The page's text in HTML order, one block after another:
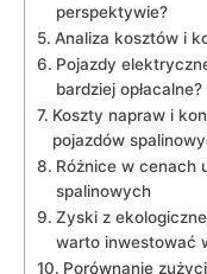
perspektywie?
Analiza kosztów i
Pojazdy
bardziej opłacalne?
Koszty napraw ⁤i‌
pojazdów
Różnice w cenach
spalinowych
Zyski z
warto ⁤inwestować
Porównanie